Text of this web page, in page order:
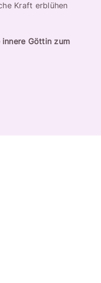
Kraft erblühen
innere Göttin zum